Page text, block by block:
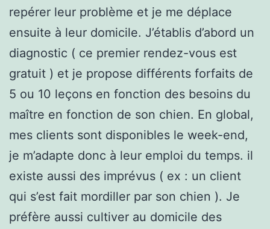
repérer leur problème et je me déplace
ensuite à leur domicile. J’établis d’abord un
diagnostic ( ce premier rendez-vous est
gratuit ) et je propose différents forfaits de
5 ou 10 leçons en fonction des besoins du
maître en fonction de son chien. En global,
mes clients sont disponibles le week-end,
je m’adapte donc à leur emploi du temps. il
existe aussi des imprévus ( ex : un client
qui s’est fait mordiller par son chien ). Je
préfère aussi cultiver au domicile des